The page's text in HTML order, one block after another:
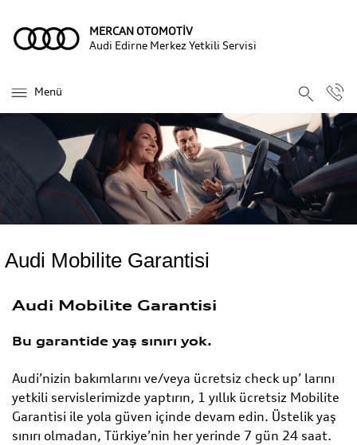
MERCAN OTOMOTİV
Audi Edirne Merkez Yetkili Servisi
Menü
Audi Mobilite Garantisi
Audi Mobilite Garantisi
Bu garantide yaş sınırı yok.
Audi’nizin bakımlarını ve/veya ücretsiz check up’ larını
yetkili servislerimizde yaptırın, 1 yıllık ücretsiz Mobilite
Garantisi ile yola güven içinde devam edin. Üstelik yaş
sınırı olmadan, Türkiye’nin her yerinde 7 gün 24 saat.